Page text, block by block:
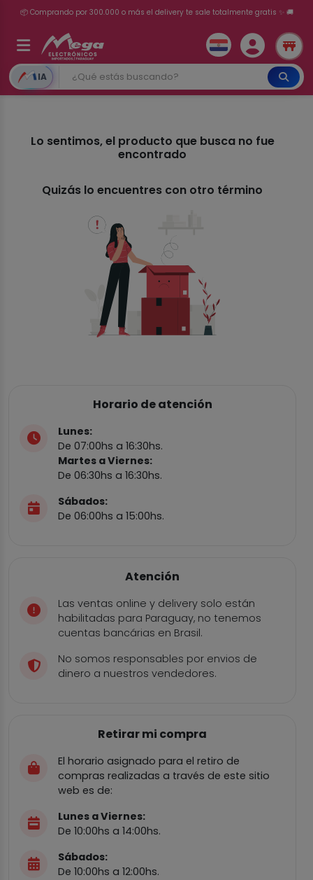
📦 Comprando por 300.000 o más el delivery te sale totalmente gratis ✨ 🚚
💳 ¡HASTA 24 CUOTAS SIN INTERÉS con tarjetas adheridas!
IA
Lo sentimos, el producto que busca no fue
encontrado
Quizás lo encuentres con otro término
Horario de atención
Lunes:
De 07:00hs a 16:30hs.
Martes a Viernes:
De 06:30hs a 16:30hs.
Sábados:
De 06:00hs a 15:00hs.
Atención
Las ventas online y delivery solo están
habilitadas para Paraguay, no tenemos
cuentas bancárias en Brasil.
No somos responsables por envios de
dinero a nuestros vendedores.
Retirar mi compra
El horario asignado para el retiro de
compras realizadas a través de este sitio
web es de:
Lunes a Viernes:
De 10:00hs a 14:00hs.
Sábados:
De 10:00hs a 12:00hs.